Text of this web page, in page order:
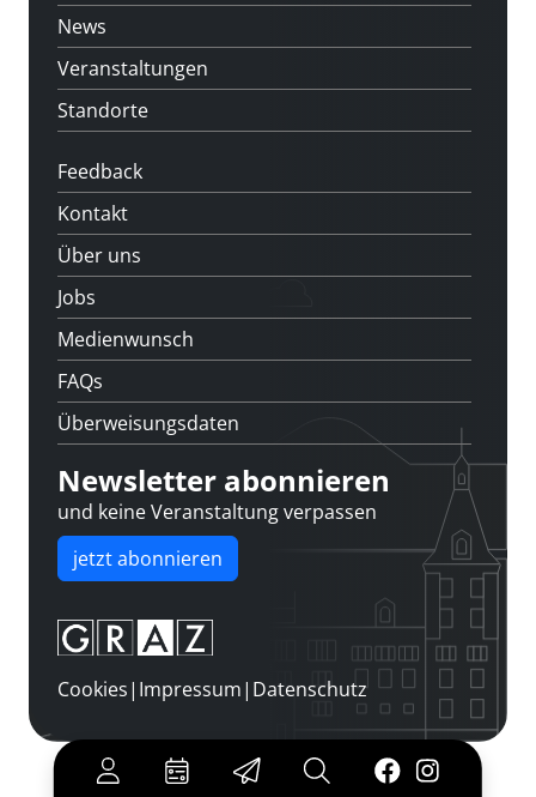
News
Veranstaltungen
Standorte
Feedback
Kontakt
Über uns
Jobs
Medienwunsch
FAQs
Überweisungsdaten
Newsletter abonnieren
und keine Veranstaltung verpassen
jetzt abonnieren
Cookies| Impressum| Datenschutz